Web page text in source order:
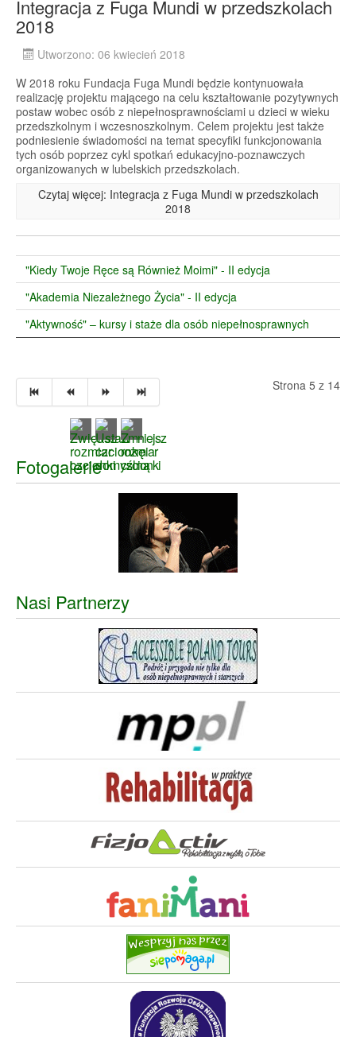
Integracja z Fuga Mundi w przedszkolach
2018
Utworzono: 06 kwiecień 2018
W 2018 roku Fundacja Fuga Mundi będzie kontynuowała
realizację projektu mającego na celu kształtowanie pozytywnych
postaw wobec osób z niepełnosprawnościami u dzieci w wieku
przedszkolnym i wczesnoszkolnym. Celem projektu jest także
podniesienie świadomości na temat specyfiki funkcjonowania
tych osób poprzez cykl spotkań edukacyjno-poznawczych
organizowanych w lubelskich przedszkolach.
Czytaj więcej: Integracja z Fuga Mundi w przedszkolach
2018
"Kiedy Twoje Ręce są Również Moimi" - II edycja
"Akademia Niezależnego Życia" - II edycja
"Aktywność" – kursy i staże dla osób niepełnosprawnych
Strona 5 z 14
Fotogalerie
Nasi Partnerzy